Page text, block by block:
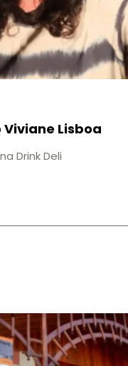
Viviane Lisboa
Drink Deli